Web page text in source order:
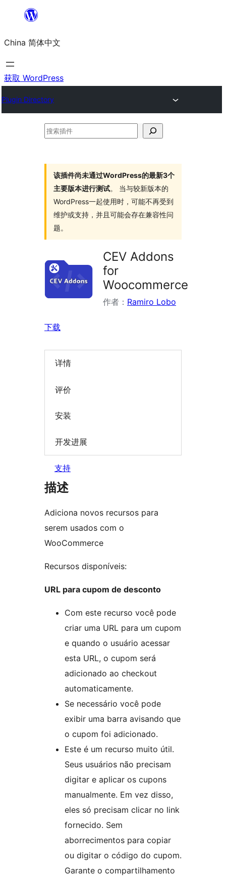
内
容
China 简体中文
获取 WordPress
Plugin Directory
搜
该插件尚未通过WordPress的最新3个
主要版本进行测试。 当与较新版本的
WordPress一起使用时，可能不再受到
维护或支持，并且可能会存在兼容性问
题。
CEV Addons
for
Woocommerce
作者： Ramiro Lobo
下载
详情
评价
安装
开发进展
支持
描述
Adiciona novos recursos para
serem usados com o
WooCommerce
Recursos disponíveis:
URL para cupom de desconto
Com este recurso você pode
criar uma URL para um cupom
e quando o usuário acessar
esta URL, o cupom será
adicionado ao checkout
automaticamente.
Se necessário você pode
exibir uma barra avisando que
o cupom foi adicionado.
Este é um recurso muito útil.
Seus usuários não precisam
digitar e aplicar os cupons
manualmente. Em vez disso,
eles só precisam clicar no link
fornecido. Sem
aborrecimentos para copiar
ou digitar o código do cupom.
Garante o compartilhamento